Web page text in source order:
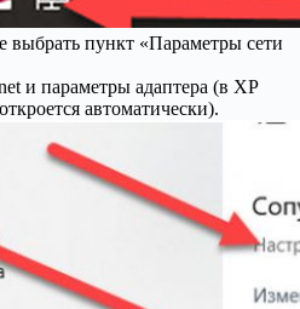
выбрать пункт «Параметры сети
и параметры адаптера (в XP
автоматически).